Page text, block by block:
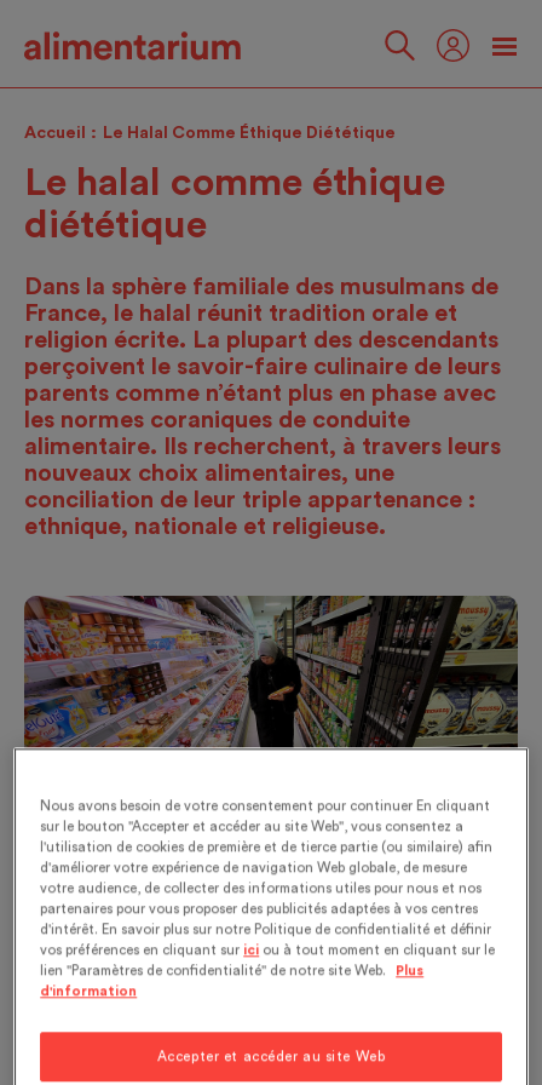
Suivez-
Accueil Le Halal Comme Éthique Diététique
Le halal comme éthique
diététique
Dans la sphère familiale des musulmans de
France, le halal réunit tradition orale et
religion écrite. La plupart des descendants
perçoivent le savoir-faire culinaire de leurs
parents comme n’étant plus en phase avec
les normes coraniques de conduite
alimentaire. Ils recherchent, à travers leurs
nouveaux choix alimentaires, une
conciliation de leur triple appartenance :
ethnique, nationale et religieuse.
© Getty Images - AFP - Boris Horvat - Supermarché halal,
France, 2010
Préserver les racines culinaires
Le phénomène de migration influence l’évolution
des pratiques alimentaires halaldans les
non-musulmans
notion de ‘halal’ a changé à travers les
générations de migrants. Lapremière génération
Nous avons besoin de votre consentement pour continuer En cliquant
sur le bouton "Accepter et accéder au site Web", vous consentez a
l'utilisation de cookies de première et de tierce partie (ou similaire) afin
d'améliorer votre expérience de navigation Web globale, de mesure
votre audience, de collecter des informations utiles pour nous et nos
partenaires pour vous proposer des publicités adaptées à vos centres
d'intérêt. En savoir plus sur notre Politique de confidentialité et définir
vos préférences en cliquant sur ici ou à tout moment en cliquant sur le
lien "Paramètres de confidentialité" de notre site Web.
Plus
d'information
Accepter et accéder au site Web